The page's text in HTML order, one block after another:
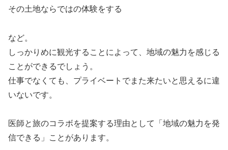
その土地ならではの体験をする
など。
しっかりめに観光することによって、地域の魅力を感じる
ことができるでしょう。
仕事でなくても、プライベートでまた来たいと思えるに違
いないです。
医師と旅のコラボを提案する理由として「地域の魅力を発
信できる」ことがあります。